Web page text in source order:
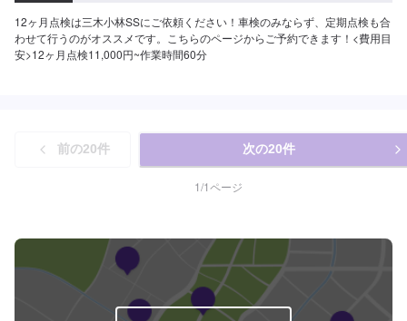
12ヶ月点検は三木小林SSにご依頼ください！車検のみならず、定期点検も合
わせて行うのがオススメです。こちらのページからご予約できます！<費用目
安>12ヶ月点検11,000円~作業時間60分
前の20件 次の20件
1/1ページ